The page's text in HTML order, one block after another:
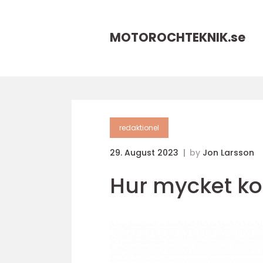
MOTOROCHTEKNIK.se
redaktionel
29. August 2023 by Jon Larsson
Hur mycket